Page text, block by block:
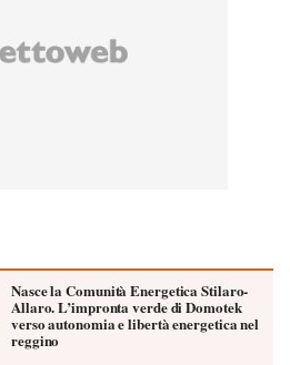
Nasce la Comunità Energetica Stilaro-
Allaro. L’impronta verde di Domotek
verso autonomia e libertà energetica nel
reggino